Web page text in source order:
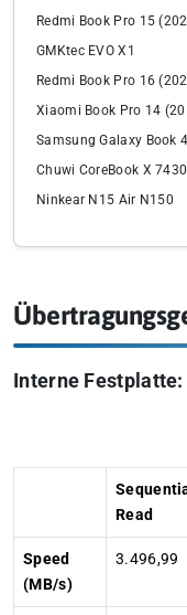
GMKtec EVO X1
Chuwi CoreBook X
Ninkear N15 Air N150
Interne Festplatte:
Read
Speed
(MB/s)
3.496,99